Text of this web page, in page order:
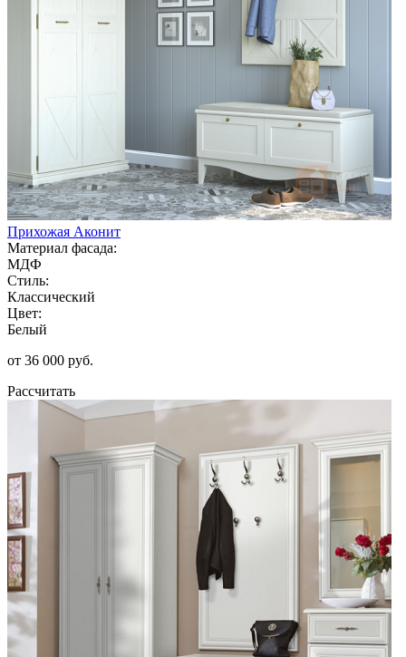
Прихожая Аконит
Материал фасада:
МДФ
Стиль:
Классический
Цвет:
Белый
от 36 000 руб.
Рассчитать